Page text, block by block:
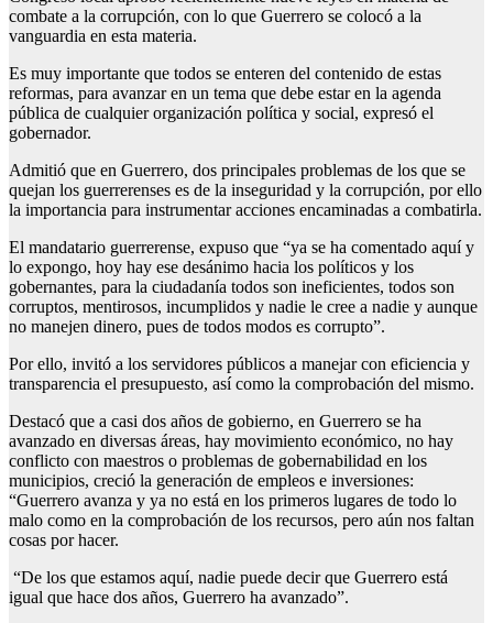
combate a la corrupción, con lo que Guerrero se colocó a la
vanguardia en esta materia.
Es muy importante que todos se enteren del contenido de estas
reformas, para avanzar en un tema que debe estar en la agenda
pública de cualquier organización política y social, expresó el
gobernador.
Admitió que en Guerrero, dos principales problemas de los que se
quejan los guerrerenses es de la inseguridad y la corrupción, por ello
la importancia para instrumentar acciones encaminadas a combatirla.
El mandatario guerrerense, expuso que “ya se ha comentado aquí y
lo expongo, hoy hay ese desánimo hacia los políticos y los
gobernantes, para la ciudadanía todos son ineficientes, todos son
corruptos, mentirosos, incumplidos y nadie le cree a nadie y aunque
no manejen dinero, pues de todos modos es corrupto”.
Por ello, invitó a los servidores públicos a manejar con eficiencia y
transparencia el presupuesto, así como la comprobación del mismo.
Destacó que a casi dos años de gobierno, en Guerrero se ha
avanzado en diversas áreas, hay movimiento económico, no hay
conflicto con maestros o problemas de gobernabilidad en los
municipios, creció la generación de empleos e inversiones:
“Guerrero avanza y ya no está en los primeros lugares de todo lo
malo como en la comprobación de los recursos, pero aún nos faltan
cosas por hacer.
“De los que estamos aquí, nadie puede decir que Guerrero está
igual que hace dos años, Guerrero ha avanzado”.